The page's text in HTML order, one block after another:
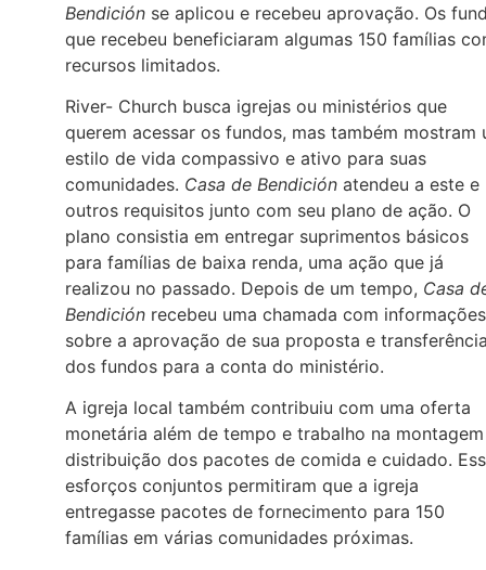
Bendición se aplicou e recebeu aprovação. Os
que recebeu beneficiaram algumas 150 famílias
recursos limitados.
River- Church busca igrejas ou ministérios que
querem acessar os fundos, mas também mostram
estilo de vida compassivo e ativo para suas
comunidades. Casa de Bendición atendeu a este e
outros requisitos junto com seu plano de ação. O
plano consistia em entregar suprimentos básicos
para famílias de baixa renda, uma ação que já
realizou no passado. Depois de um tempo, Casa
Bendición recebeu uma chamada com informações
sobre a aprovação de sua proposta e
dos fundos para a conta do ministério.
A igreja local também contribuiu com uma oferta
monetária além de tempo e trabalho na
distribuição dos pacotes de comida e cuidado.
esforços conjuntos permitiram que a igreja
entregasse pacotes de fornecimento para 150
famílias em várias comunidades próximas.